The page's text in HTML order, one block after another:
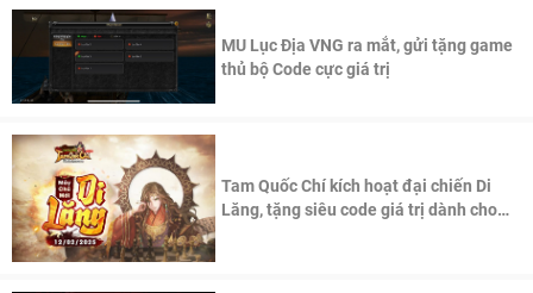
MU Lục Địa VNG ra mắt, gửi tặng game
thủ bộ Code cực giá trị
Tam Quốc Chí kích hoạt đại chiến Di
Lăng, tặng siêu code giá trị dành cho